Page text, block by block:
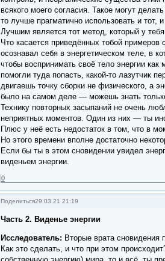
всякого моего согласия. Такое могут
то лучше прагматично использовать и тот,
Лучшим является тот метод, который у
Что касается приведённых тобой
осознавал себя в энергетическом теле, в
чтобы воспринимать своё тело энергии
помогли туда попасть, какой-то лазутчик
двигаешь точку сборки не физического, а
было на самом деле — можешь знать
Технику повторных засыпаний не очень
неприятных моментов. Один из них — ты
Плюс у неё есть недостаток в том, что в
Но этого времени вполне достаточно
Если бы ты в этом сновидении увидел
виденьем энергии.
0
Поделиться29.03.21 21:19
Часть 2. Виденье энергии
Исследователь: Вторые врата сновидения
Как это сделать, и что при этом